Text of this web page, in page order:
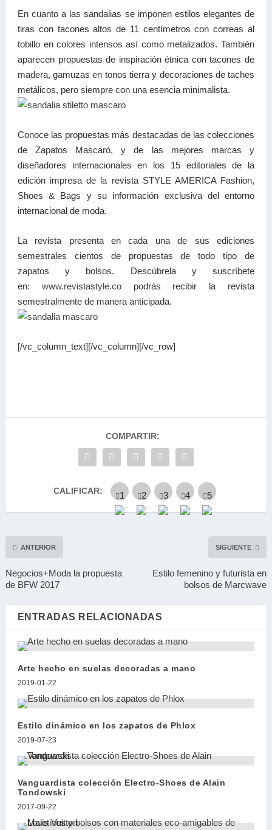
En cuanto a las sandalias se imponen estilos elegantes de
tiras con tacones altos de 11 centímetros con correas al
tobillo en colores intensos así como metalizados. También
aparecen propuestas de inspiración étnica con tacones de
madera, gamuzas en tonos tierra y decoraciones de taches
metálicos, pero siempre con una esencia minimalista.
Conoce las propuestas más destacadas de las colecciones
de Zapatos Mascaró, y de las mejores marcas y
diseñadores internacionales en los 15 editoriales de la
edición impresa de la revista STYLE AMERICA Fashion,
Shoes & Bags y su información exclusiva del entorno
internacional de moda.
La revista presenta en cada una de sus ediciones
semestrales cientos de propuestas de todo tipo de
zapatos y bolsos. Descúbrela y suscríbete
en: www.revistastyle.copodrás recibir la revista
semestralmente de manera anticipada.
[/vc_column_text][/vc_column][/vc_row]
COMPARTIR:
CALIFICAR:
ANTERIOR
Negocios+Moda la propuesta
de BFW 2017
SIGUIENTE
Estilo femenino y futurista en
bolsos de Marcwave
ENTRADAS RELACIONADAS
Arte hecho en suelas decoradas a mano
2019-01-22
Estilo dinámico en los zapatos de Phlox
2019-07-23
Vanguardista colección Electro-Shoes de Alain
Tondowski
2017-09-22